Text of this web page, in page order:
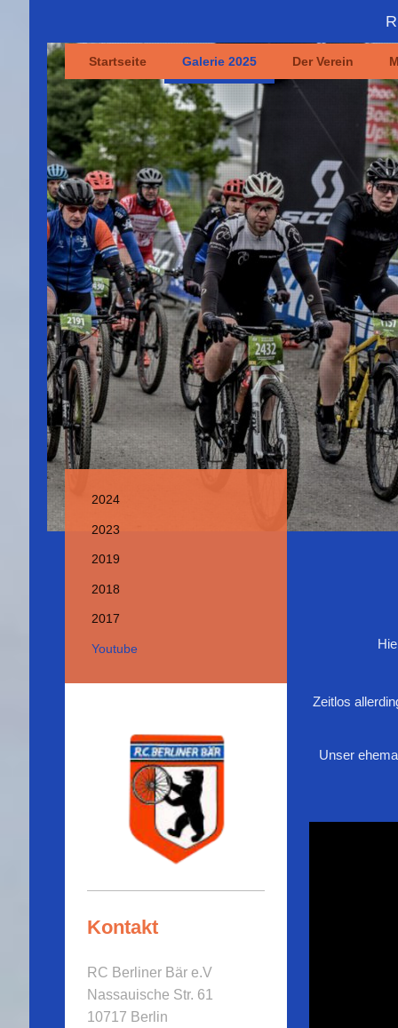
Startseite Galerie 2025 Der Verein
Zeitlos
Unser
2024
2023
2019
2018
2017
Youtube
Kontakt
RC Berliner Bär e.V
Nassauische Str. 61
10717 Berlin